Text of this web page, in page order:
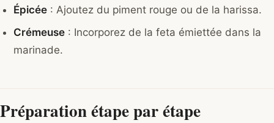
Épicée : Ajoutez du piment rouge ou de la harissa.
Crémeuse : Incorporez de la feta émiettée dans la
marinade.
Préparation étape par étape